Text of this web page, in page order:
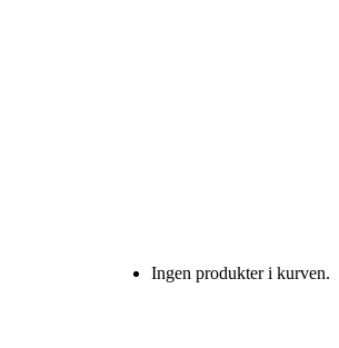
Ingen produkter i kurven.